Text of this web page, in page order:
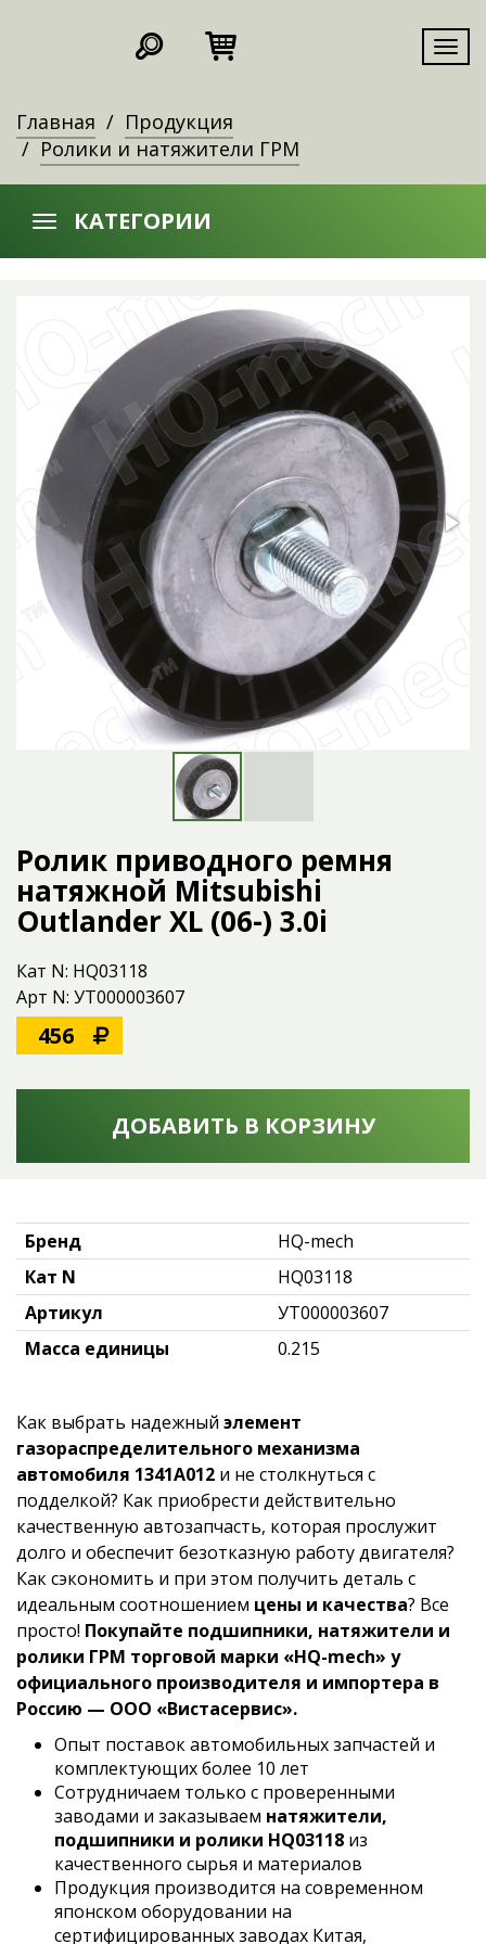
Главная
Продукция
Ролики и натяжители ГРМ
КАТЕГОРИИ
Ролик приводного ремня
натяжной Mitsubishi
Outlander XL (06-) 3.0i
Кат N: HQ03118
Арт N: УТ000003607
456
ДОБАВИТЬ В КОРЗИНУ
Бренд
HQ-mech
Кат N
HQ03118
Артикул
УТ000003607
Масса единицы
0.215
Как выбрать надежный элемент
газораспределительного механизма
автомобиля 1341A012 и не столкнуться с
подделкой? Как приобрести действительно
качественную автозапчасть, которая прослужит
долго и обеспечит безотказную работу двигателя?
Как сэкономить и при этом получить деталь с
идеальным соотношением цены и качества? Все
просто! Покупайте подшипники, натяжители и
ролики ГРМ торговой марки «HQ-mech» у
официального производителя и импортера в
Россию — ООО «Вистасервис».
Опыт поставок автомобильных запчастей и
комплектующих более 10 лет
Сотрудничаем только с проверенными
заводами и заказываем натяжители,
подшипники и ролики HQ03118 из
качественного сырья и материалов
Продукция производится на современном
японском оборудовании на
сертифицированных заводах Китая,